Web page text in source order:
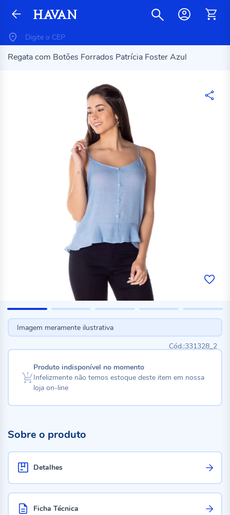
Regata com Botões Forrados Patrícia Foster Azul
Imagem meramente ilustrativa
331328_2
Produto indisponível no momento
Infelizmente não temos estoque deste item em nossa
loja on-line
Sobre o produto
Detalhes
Ficha Técnica